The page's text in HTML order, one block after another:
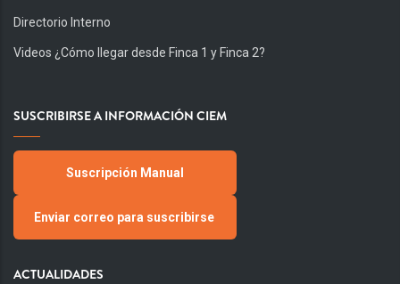
Directorio Interno
Videos ¿Cómo llegar desde Finca 1 y Finca 2?
SUSCRIBIRSE A INFORMACIÓN CIEM
Suscripción Manual
Enviar correo para suscribirse
ACTUALIDADES